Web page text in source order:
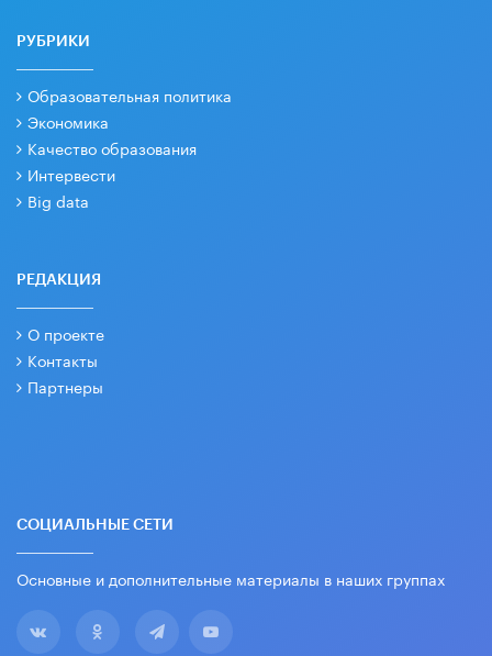
РУБРИКИ
Образовательная политика
Экономика
Качество образования
Интервести
Big data
РЕДАКЦИЯ
О проекте
Контакты
Партнеры
СОЦИАЛЬНЫЕ СЕТИ
Основные и дополнительные материалы в наших группах